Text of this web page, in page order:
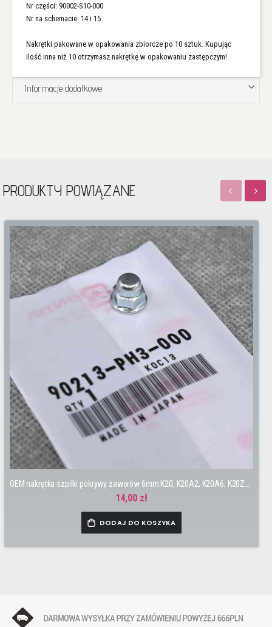
Nr części: 90002-S10-000
Nr na schemacie: 14 i 15
Nakrętki pakowane w opakowania zbiorcze po 10 sztuk. Kupując
ilość inna niż 10 otrzymasz nakrętkę w opakowaniu zastępczym!
Informacje dodatkowe
PRODUKTY POWIĄZANE
14,00 zł
DODAJ DO KOSZYKA